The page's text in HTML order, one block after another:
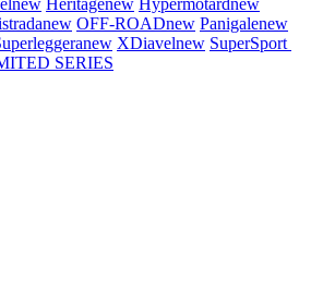
new Heritagenew Hypermotardnew
new OFF-ROADnew Panigalenew
new XDiavelnew SuperSport
SERIES